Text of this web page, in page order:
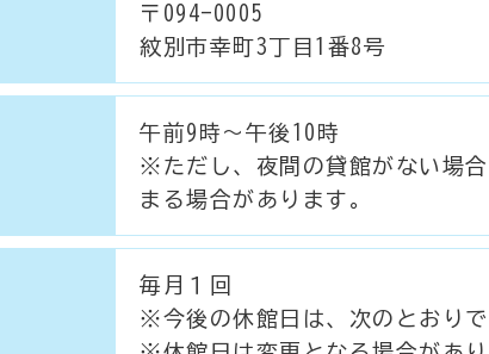
〒094-0005
紋別市幸町3丁目1番8号
午前9時～午後10時
※ただし、夜間の貸館がない場
まる場合があります。
毎月１回
※今後の休館日は、次のとおりで